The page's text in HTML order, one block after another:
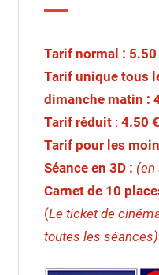
Tarif normal : 5.50
Tarif unique tous
dimanche matin :
Tarif réduit : 4.50 €
Tarif pour les
Séance en 3D : (en
Carnet de 10
(Le ticket de
toutes les séances)